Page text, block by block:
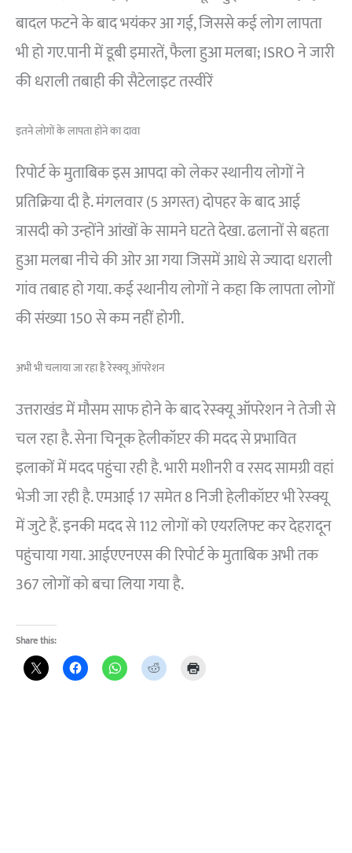
बादल फटने के बाद भयंकर आ गई, जिससे कई लोग लापता
भी हो गए.पानी में डूबी इमारतें, फैला हुआ मलबा; ISRO ने जारी
की धराली तबाही की सैटेलाइट तस्वीरें
इतने लोगों के लापता होने का दावा
रिपोर्ट के मुताबिक इस आपदा को लेकर स्थानीय लोगों ने
प्रतिक्रिया दी है. मंगलवार (5 अगस्त) दोपहर के बाद आई
त्रासदी को उन्होंने आंखों के सामने घटते देखा. ढलानों से बहता
हुआ मलबा नीचे की ओर आ गया जिसमें आधे से ज्यादा धराली
गांव तबाह हो गया. कई स्थानीय लोगों ने कहा कि लापता लोगों
की संख्या 150 से कम नहीं होगी.
अभी भी चलाया जा रहा है रेस्क्यू ऑपरेशन
उत्तराखंड में मौसम साफ होने के बाद रेस्क्यू ऑपरेशन ने तेजी से
चल रहा है. सेना चिनूक हेलीकॉप्टर की मदद से प्रभावित
इलाकों में मदद पहुंचा रही है. भारी मशीनरी व रसद सामग्री वहां
भेजी जा रही है. एमआई 17 समेत 8 निजी हेलीकॉप्टर भी रेस्क्यू
में जुटे हैं. इनकी मदद से 112 लोगों को एयरलिफ्ट कर देहरादून
पहुंचाया गया. आईएएनएस की रिपोर्ट के मुताबिक अभी तक
367 लोगों को बचा लिया गया है.
Share this: